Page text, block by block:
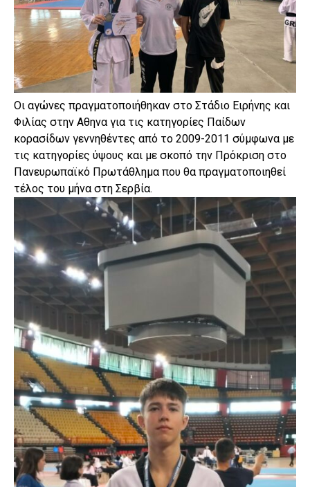
Οι αγώνες πραγματοποιήθηκαν στο Στάδιο Ειρήνης και
Φιλίας στην Αθηνα για τις κατηγορίες Παίδων
κορασίδων γεννηθέντες από το 2009-2011 σύμφωνα με
τις κατηγορίες ύψους και με σκοπό την Πρόκριση στο
Πανευρωπαϊκό Πρωτάθλημα που θα πραγματοποιηθεί
τέλος του μήνα στη Σερβία.